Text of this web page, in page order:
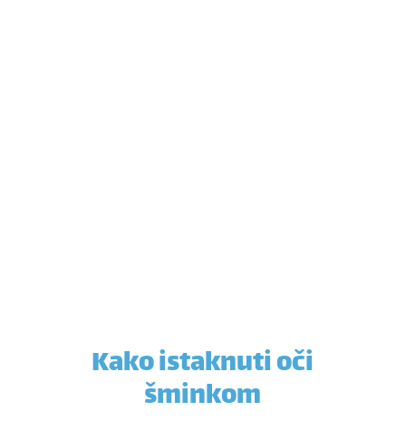
Kako istaknuti oči
šminkom